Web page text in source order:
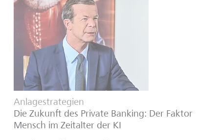
Anlagestrategien
Die Zukunft des Private Banking: Der Faktor
Mensch im Zeitalter der KI